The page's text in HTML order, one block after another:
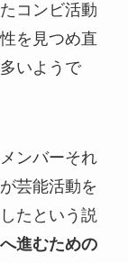
コンビ活動
を見つめ直
いようで
ンバーそれ
芸能活動を
たという説
進むための